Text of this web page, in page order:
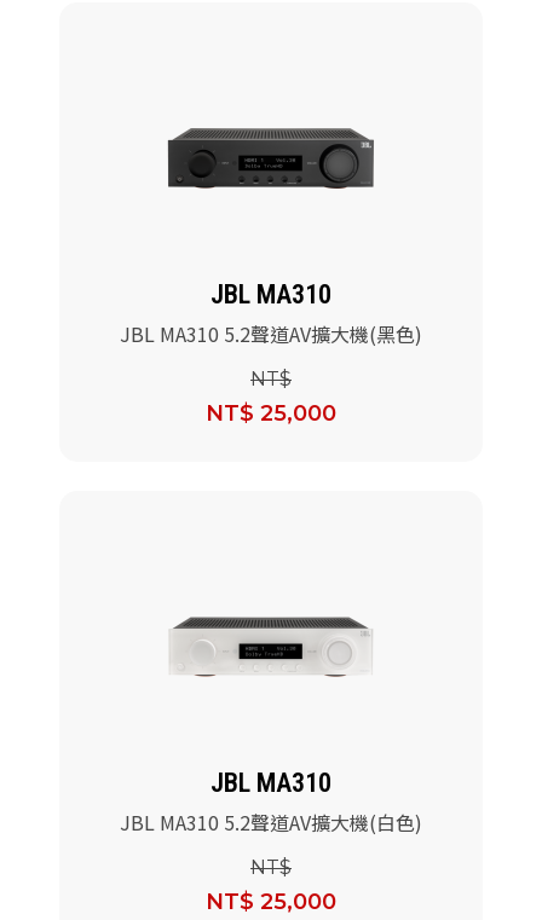
JBL MA310
JBL MA310 5.2聲道AV擴大機(黑色)
NT$
NT$ 25,000
JBL MA310
JBL MA310 5.2聲道AV擴大機(白色)
NT$
NT$ 25,000